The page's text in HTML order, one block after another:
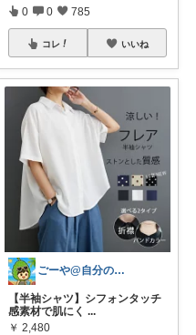
0 0 785
コレ いいね
ごーや@自分の機嫌は自分でとる人🌻
【半袖シャツ】シフォンタッチ
感素材で肌にく ...
￥ 2,480